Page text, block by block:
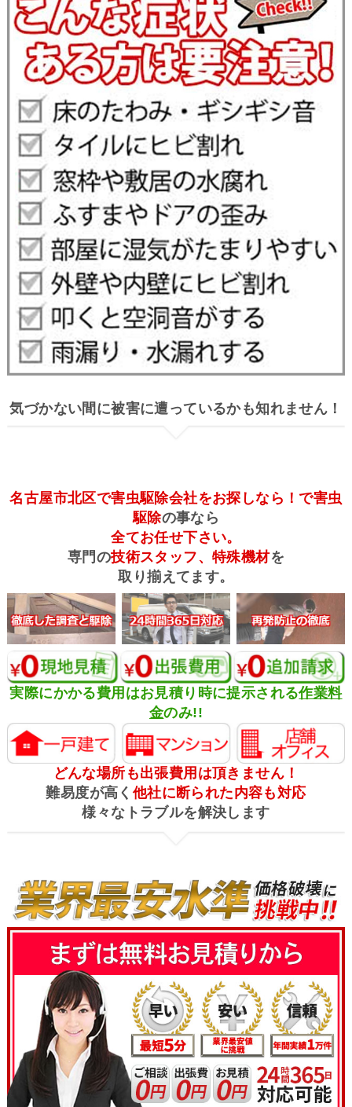
気づかない間に被害に遭っているかも知れません！
名古屋市北区で害虫駆除会社をお探しなら！で害虫
駆除の事なら
全てお任せ下さい。
専門の技術スタッフ、特殊機材を
取り揃えてます。
実際にかかる費用はお見積り時に提示される作業料
金のみ!!
どんな場所も出張費用は頂きません！
難易度が高く 他社に断られた内容も対応
様々なトラブルを解決します